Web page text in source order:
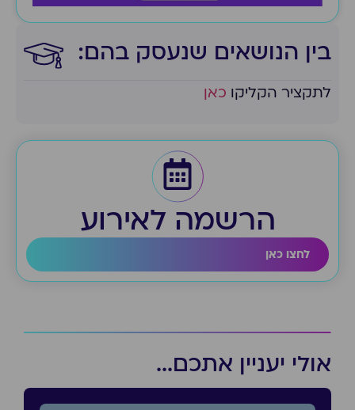
בין הנושאים שנעסק בהם:​
לתקציר הקליקו כאן
הרשמה לאירוע
לחצו כאן
אולי יעניין אתכם...